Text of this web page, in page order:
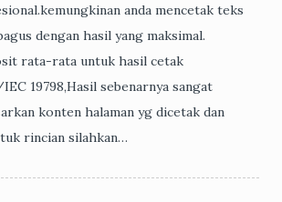
anda mencetak teks
dengan hasil yang maksimal.
rata-rata untuk hasil cetak
19798,Hasil sebenarnya sangat
konten halaman yg dicetak dan
rincian silahkan…